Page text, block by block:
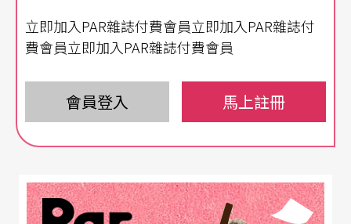
以創意強烈的肢體感，演繹杜麗娘死後的魂遊
一折，表現手法卻與崑曲大異其趣。舞台上的甄詠
蓓是個現代打扮的女園丁，彷彿墜入夢中花園的凡
地獄之間，思尋屬於自己的神仙美眷。女園丁一人
在舞台上喃喃自語、寫信撕信、來回走進，以創意
立即加入PAR雜誌付費會員立即加入PAR雜誌付
費會員立即加入PAR雜誌付費會員
會員登入 馬上註冊